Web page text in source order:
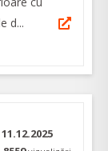
d...
11.12.2025